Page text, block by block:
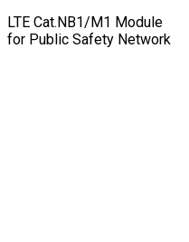
LTE Cat.NB1/M1 Module
for Public Safety Network